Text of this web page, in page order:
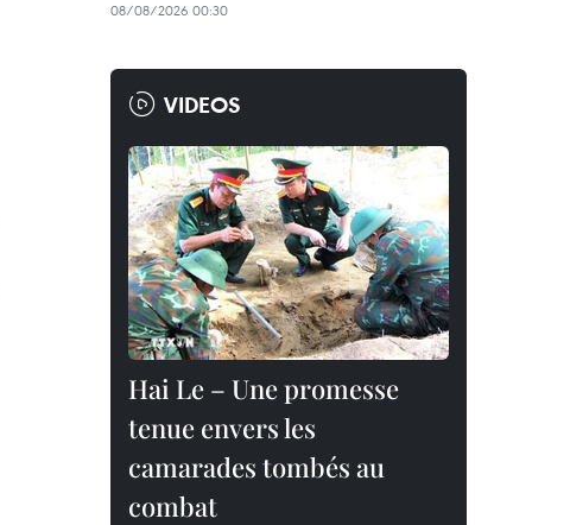
08/08/2026 00:30
VIDEOS
Hai Le – Une promesse
tenue envers les
camarades tombés au
combat